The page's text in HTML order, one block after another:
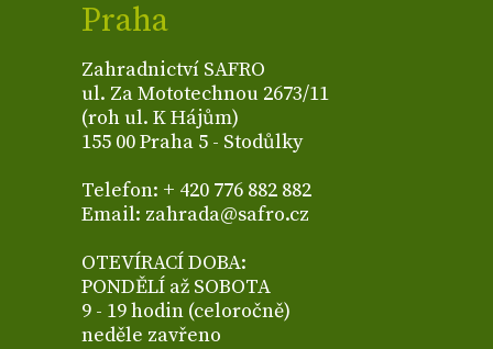
Praha
Zahradnictví SAFRO
ul. Za Mototechnou 2673/11
(roh ul. K Hájům)
155 00 Praha 5 - Stodůlky
Telefon: + 420 776 882 882
Email: zahrada@safro.cz
OTEVÍRACÍ DOBA:
PONDĚLÍ až SOBOTA
9 - 19 hodin (celoročně)
neděle zavřeno